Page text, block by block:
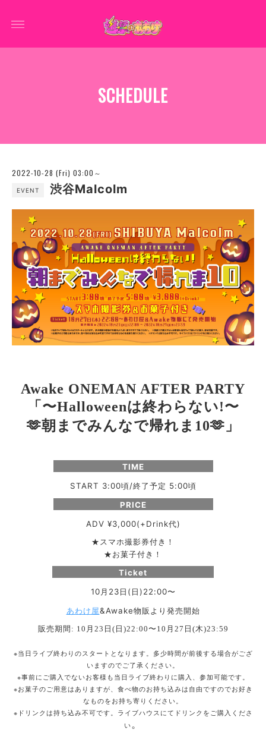
SCHEDULE
2022-10-28 (Fri) 03:00～
EVENT 渋谷Malcolm
Awake ONEMAN AFTER PARTY
「〜Halloweenは終わらない!〜
🫶朝までみんなで帰れま 10🫶 」
TIME
START 3:00頃/終了予定 5:00頃
PRICE
ADV ¥3,000(+Drink代)
★ スマホ撮影券付き！
★ お菓子付き！
Ticket
10月23日(日)22:00〜
あわけ屋&Awake物販より発売開始
販売期間 : 10 月 23 日 ( 日 )22:00〜 10 月 27 日 (木)23:59
※当日ライブ終わりのスタートとなります。多少時間が前後する場合がござ
いますのでご了承ください。
※事前にご購入でないお客様も当日ライブ終わりに購入、参加可能です。
※お菓子のご用意はありますが、食べ物のお持ち込みは自由ですのでお好き
なものをお持ち寄りください。
※ ドリンクは持ち込み不可です。ライブハウスにてドリンクをご購入くださ
い。